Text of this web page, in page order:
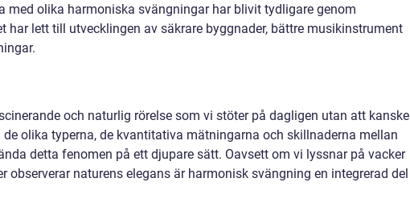
med olika harmoniska svängningar har blivit tydligare genom
har lett till utvecklingen av säkrare byggnader, bättre musikinstrument
och naturlig rörelse som vi stöter på dagligen utan att kanske
olika typerna, de kvantitativa mätningarna och skillnaderna mellan
detta fenomen på ett djupare sätt. Oavsett om vi lyssnar på vacker
observerar naturens elegans är harmonisk svängning en integrerad del